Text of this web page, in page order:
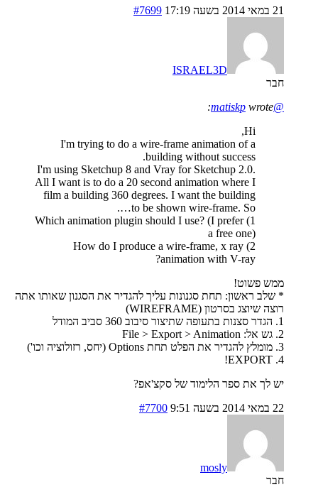
#7699
ISRAEL3D
wrote:
I'm trying to do a wire-frame animation of a
building without success.
I'm using Sketchup 8 and Vray for Sketchup 2.0.
All I want is to do a 20 second animation where I
film a building 360 degrees. I want the building
to be shown wire-frame. So….
1) Which animation plugin should I use? (I prefer
a free one)
2) How do I produce a wire-frame, x ray
animation with V-ray?
ממש פשוט!
* שלב ראשון: תחת סגנונות עליך להגדיר את הסגנון שאותו אתה
רוצה שיוצג בסרטון (WIREFRAME)
יש לך את ספר הלימוד של סקצ'אפ?
#7700
mosly